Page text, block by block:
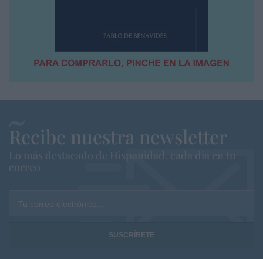
Recibe nuestra newsletter
Lo más destacado de Hispanidad, cada dia en tu
correo
Tu correo electrónico...